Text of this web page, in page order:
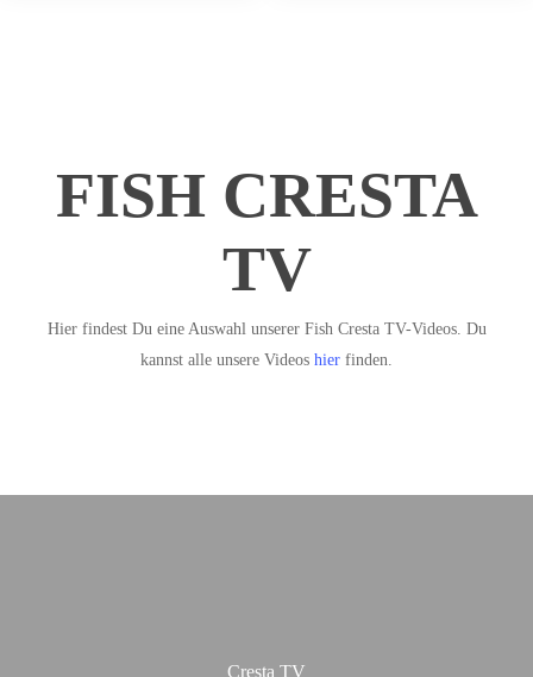
FISH CRESTA
TV
Hier findest Du eine Auswahl unserer Fish Cresta TV-Videos. Du
kannst alle unsere Videos hier finden.
Cresta TV